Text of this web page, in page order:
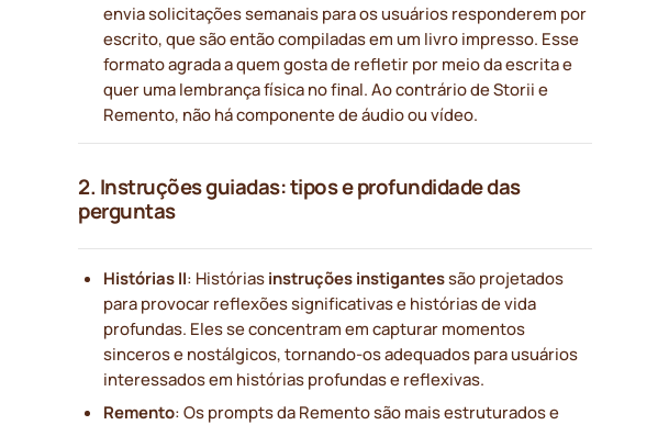
envia solicitações semanais para os usuários responderem por
escrito, que são então compiladas em um livro impresso. Esse
formato agrada a quem gosta de refletir por meio da escrita e
quer uma lembrança física no final. Ao contrário de Storii e
Remento, não há componente de áudio ou vídeo.
2. Instruções guiadas: tipos e profundidade das
perguntas
Histórias II: Histórias instruções instigantessão projetados
para provocar reflexões significativas e histórias de vida
profundas. Eles se concentram em capturar momentos
sinceros e nostálgicos, tornando-os adequados para usuários
interessados em histórias profundas e reflexivas.
Remento: Os prompts da Remento são mais estruturados e